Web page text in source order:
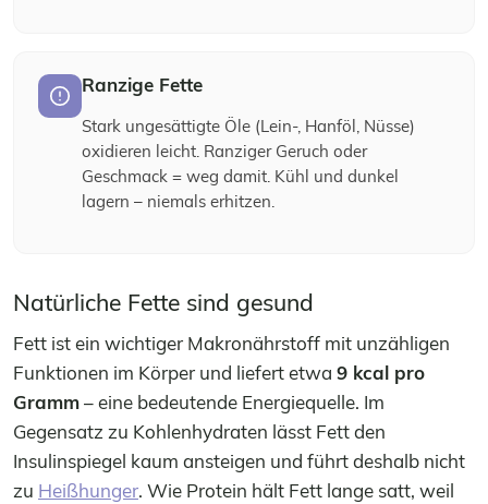
Ranzige Fette
Stark ungesättigte Öle (Lein-, Hanföl, Nüsse)
oxidieren leicht. Ranziger Geruch oder
Geschmack = weg damit. Kühl und dunkel
lagern – niemals erhitzen.
Natürliche Fette sind gesund
Fett ist ein wichtiger Makronährstoff mit unzähligen
Funktionen im Körper und liefert etwa 9 kcal pro
Gramm– eine bedeutende Energiequelle. Im
Gegensatz zu Kohlenhydraten lässt Fett den
Insulinspiegel kaum ansteigen und führt deshalb nicht
zu Heißhunger. Wie Protein hält Fett lange satt, weil